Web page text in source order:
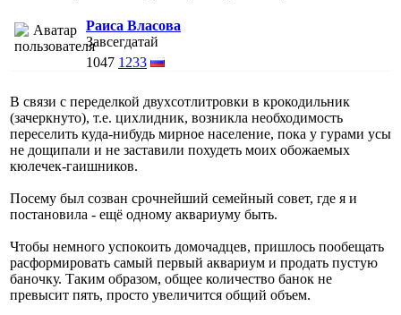
Раиса Власова
Завсегдатай
1047 1233
В связи с переделкой двухсотлитровки в крокодильник
(зачеркнуто), т.е. цихлидник, возникла необходимость
переселить куда-нибудь мирное население, пока у гурами усы
не дощипали и не заставили похудеть моих обожаемых
кюлечек-гаишников.
Посему был созван срочнейший семейный совет, где я и
постановила - ещё одному аквариуму быть.
Чтобы немного успокоить домочадцев, пришлось пообещать
расформировать самый первый аквариум и продать пустую
баночку. Таким образом, общее количество банок не
превысит пять, просто увеличится общий объем.